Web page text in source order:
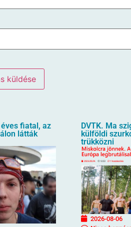
fiatal, az
látták
DVTK. Ma
külföldi
trükközni
2026-08-06